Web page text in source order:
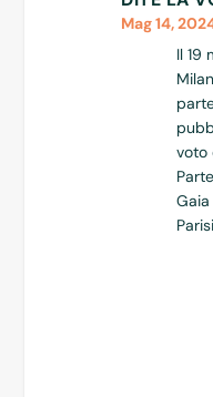
Mag 14,
Il 19
voto